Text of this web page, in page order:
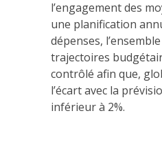
l’engagement des
une planification
dépenses,
trajectoires
contrôlé afin que,
l’écart avec la
inférieur à 2%.